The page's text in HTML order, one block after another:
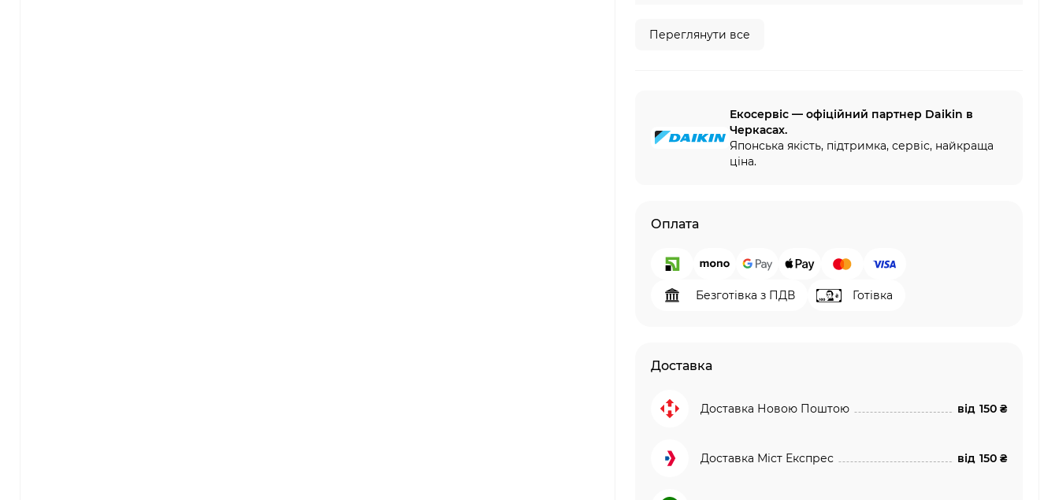
Переглянути все
Екосервіс — офіційний партнер Daikin в
Черкасах.
Японська якість, підтримка, сервіс, найкраща
ціна.
Оплата
Безготівка з ПДВ Готівка
Доставка
Доставка Новою Поштою від 150 ₴
Доставка Міст Експрес від 150 ₴